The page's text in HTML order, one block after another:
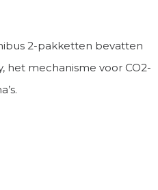
2-pakketten bevatten
het mechanisme voor CO2-